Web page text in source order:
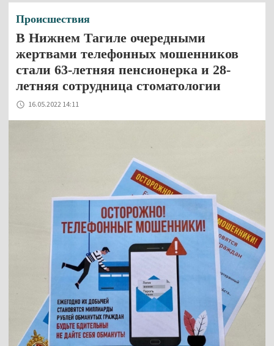
Происшествия
В Нижнем Тагиле очередными
жертвами телефонных мошенников
стали 63-летняя пенсионерка и 28-
летняя сотрудница стоматологии
16.05.2022 14:11